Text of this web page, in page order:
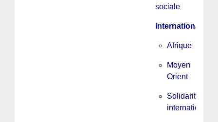
sociale
International
Afrique
Moyen
Orient
Solidarité
internationale